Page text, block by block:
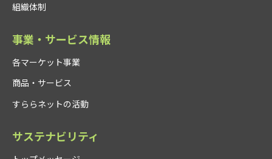
組織体制
事業・サービス情報
各マーケット事業
商品・サービス
すららネットの活動
サステナビリティ